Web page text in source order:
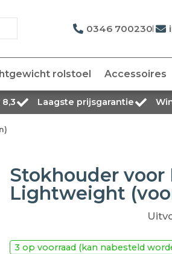
0346 700230
rolstoel Accessoires
Laagste prijsgarantie
Stokhouder voor
Lightweight
3 op voorraad (kan nabesteld